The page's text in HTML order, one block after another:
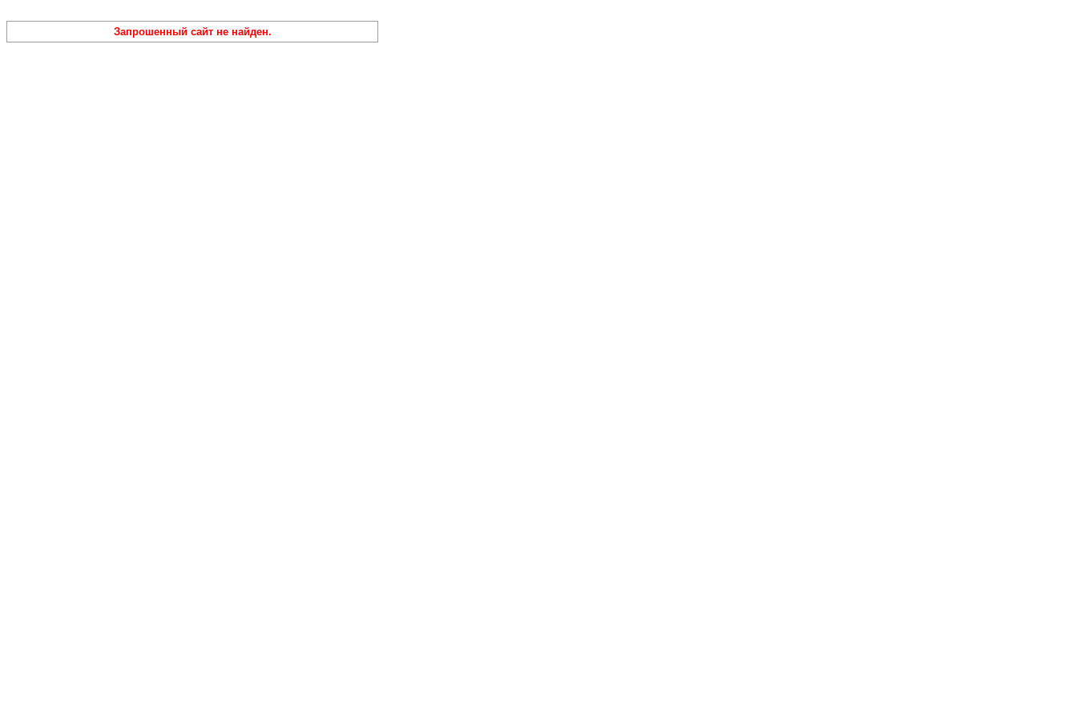
Запрошенный сайт не найден.